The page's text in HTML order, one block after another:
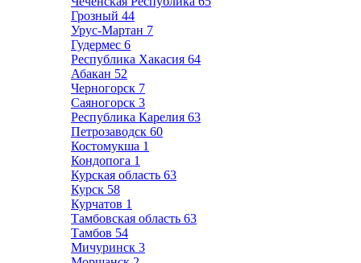
Грозный 44
Урус-Мартан 7
Гудермес 6
Республика Хакасия 64
Абакан 52
Черногорск 7
Саяногорск 3
Республика Карелия 63
Петрозаводск 60
Костомукша 1
Кондопога 1
Курская область 63
Курск 58
Курчатов 1
Тамбовская область 63
Тамбов 54
Мичуринск 3